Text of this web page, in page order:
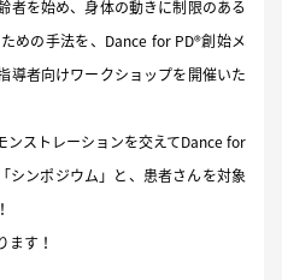
者を始め、身体の動きに制限のある
めの手法を、Dance for PD®創始メ
導者向けワークショップを開催いた
ンストレーションを交えてDance for
シンポジウム」と、患者さんを対象
ます！